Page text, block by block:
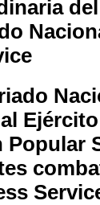
del
Popular